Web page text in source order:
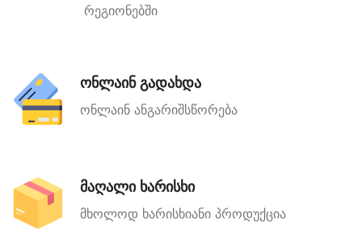
რეგიონებში
ონლაინ გადახდა
ონლაინ ანგარიშსწორება
მაღალი ხარისხი
მხოლოდ ხარისხიანი პროდუქცია